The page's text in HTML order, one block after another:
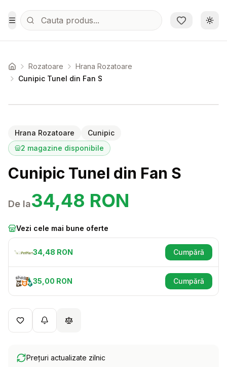
Sari la conținutul principal
Toggle Menu
Acasa Rozatoare
Hrana Rozatoare
Cunipic Tunel din Fan S
Hrana Rozatoare
Cunipic
2 magazine disponibile
Cunipic Tunel din Fan S
De la34,48 RON
Vezi cele mai bune oferte
34,48 RON Cumpără
(se
35,00 RON Cumpără
(se
Prețuri actualizate zilnic